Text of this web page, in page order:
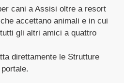
cani a Assisi oltre a resort
accettano animali e in cui
gli altri amici a quattro
direttamente le Strutture